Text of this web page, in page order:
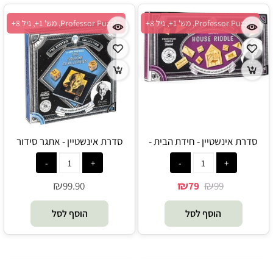
Professor Puzzle, מש' 1+, גיל 8+
סדרת אינשטיין - חידת הבית -
Professor Puzzle
₪99
₪79
הוסף לסל
Professor Puzzle, מש' 1+, גיל 8+
סדרת אינשטיין - אתגר סידור
הריבועים - Professor Puzzle
₪99.90
הוסף לסל